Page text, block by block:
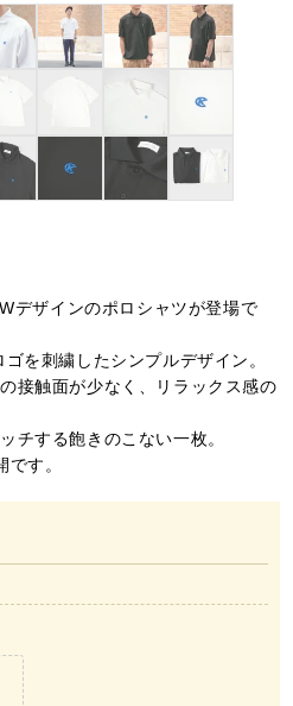
デザインのポロシャツが登場で
を刺繍したシンプルデザイン。
接触面が少なく、リラックス感の
チする飽きのこない一枚。
す。